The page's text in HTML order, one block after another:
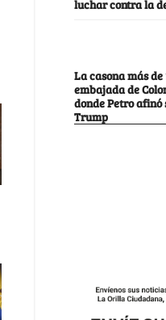
luchar contra la
La casona más de
embajada de
donde Petro
Trump